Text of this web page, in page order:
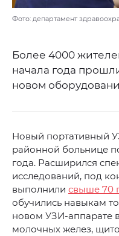
Фото: департамент
Более 4000
начала года
новом
Новый портативный
районной больнице
года. Расширился
исследований, под
выполнили свыше 70
обучились навыкам
новом УЗИ-аппарате
молочных желез,